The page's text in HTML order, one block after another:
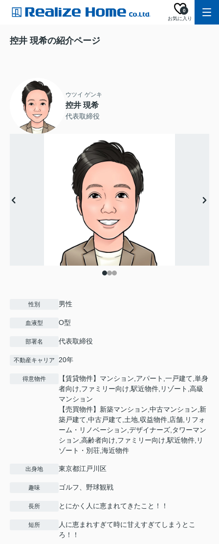
お気に入り
0
控井 現希の紹介ページ
ウツイ ゲンキ
控井 現希
代表取締役
性別 男性
血液型 O型
部署名 代表取締役
不動産キャリア 20年
得意物件
【賃貸物件】マンション,アパート,一戸建て,単身
者向け,ファミリー向け,駅近物件,リゾート,高級
マンション
【売買物件】新築マンション,中古マンション,新
築戸建て,中古戸建て,土地,収益物件,店舗,リフォ
ーム・リノベーション,デザイナーズ,タワーマン
ション,高齢者向け,ファミリー向け,駅近物件,リ
ゾート・別荘,海近物件
出身地 東京都江戸川区
趣味 ゴルフ、野球観戦
長所 とにかく人に恵まれてきたこと！！
短所
人に恵まれすぎて時に甘えすぎてしまうとこ
ろ！！